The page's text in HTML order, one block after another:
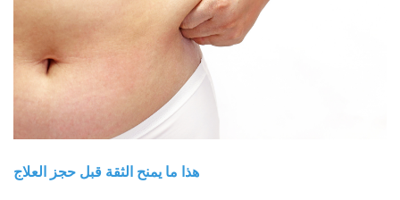
هذا ما يمنح الثقة قبل حجز العلاج